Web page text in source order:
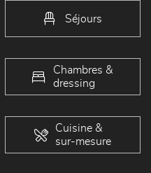
Séjours
Chambres &
dressing
Cuisine &
sur-mesure